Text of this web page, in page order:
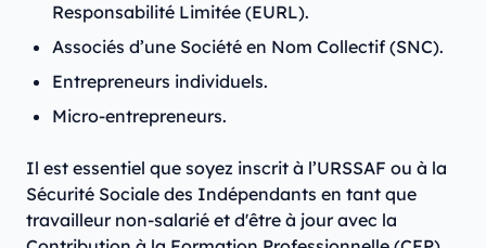
Responsabilité Limitée (EURL).
Associés d’une Société en Nom Collectif (SNC).
Entrepreneurs individuels.
Micro-entrepreneurs.
Il est essentiel que soyez inscrit à l’URSSAF ou à la
Sécurité Sociale des Indépendants en tant que
travailleur non-salarié et d'être à jour avec la